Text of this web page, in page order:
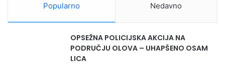
Popularno Nedavno
OPSEŽNA POLICIJSKA AKCIJA NA
PODRUČJU OLOVA – UHAPŠENO OSAM
LICA